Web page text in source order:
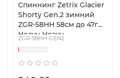
Спиннинг Zetrix Glacier
Shorty Gen.2 зимний
ZGR-58HH 58см до 47гр
Heavy-Heavy
ZGR-58HH-GEN2